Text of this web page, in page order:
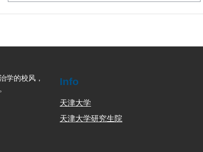
学的校风，
Info
天津大学
天津大学研究生院